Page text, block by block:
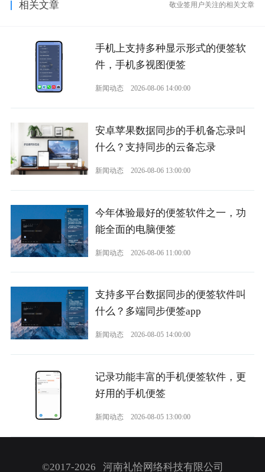
相关文章 敬业签用户关注的相关文章
手机上支持多种显示形式的便签软
件，手机多视图便签
新闻动态 2026-08-06 14:00:00
安卓苹果数据同步的手机备忘录叫
什么？支持同步的云备忘录
新闻动态 2026-08-06 13:00:00
今年体验最好的便签软件之一，功
能全面的电脑便签
新闻动态 2026-08-06 11:00:00
支持多平台数据同步的便签软件叫
什么？多端同步便签app
新闻动态 2026-08-05 14:00:00
记录功能丰富的手机便签软件，更
好用的手机便签
新闻动态 2026-08-05 13:00:00
©2017-2026 河南礼恰网络科技有限公司